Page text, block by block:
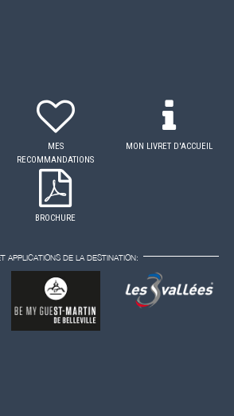
MES
RECOMMANDATIONS
MON LIVRET D'ACCUEIL
BROCHURE
APPLICATIONS DE LA DESTINATION: